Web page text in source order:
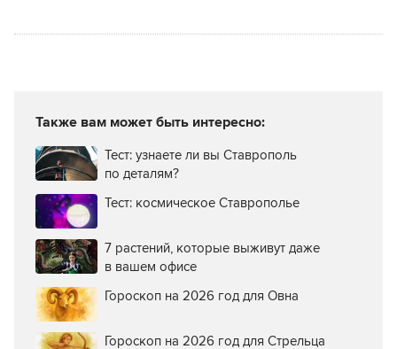
Также вам может быть интересно:
Тест: узнаете ли вы Ставрополь
по деталям?
Тест: космическое Ставрополье
7 растений, которые выживут даже
в вашем офисе
Гороскоп на 2026 год для Овна
Гороскоп на 2026 год для Стрельца